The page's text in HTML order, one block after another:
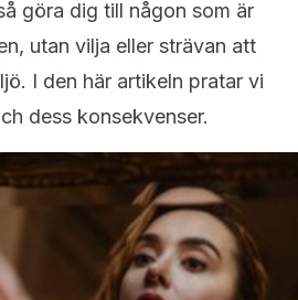
göra dig till någon som är
utan vilja eller strävan att
I den här artikeln pratar vi
dess konsekvenser.